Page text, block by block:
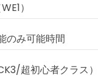
）
のみ可能時間
超初心者クラス）